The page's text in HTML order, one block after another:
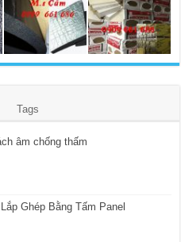
Tags
âm chống thấm
Ghép Bằng Tấm Panel